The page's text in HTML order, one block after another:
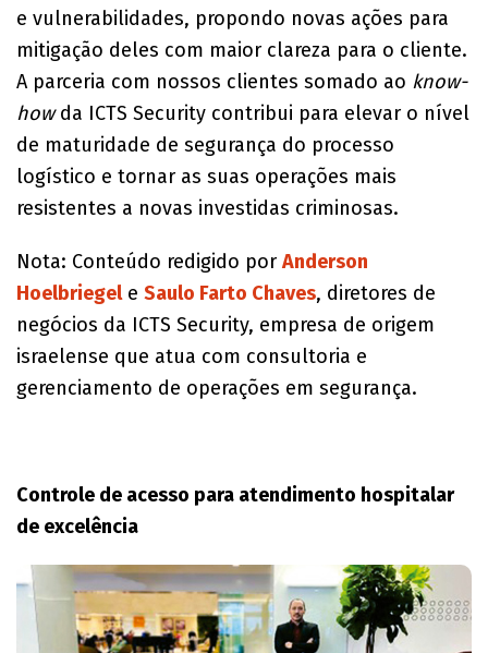
e vulnerabilidades, propondo novas ações para
mitigação deles com maior clareza para o cliente.
A parceria com nossos clientes somado ao know-
howda ICTS Security contribui para elevar o nível
de maturidade de segurança do processo
logístico e tornar as suas operações mais
resistentes a novas investidas criminosas.
Nota: Conteúdo redigido por Anderson
Hoelbriegele Saulo Farto Chaves, diretores de
negócios da ICTS Security, empresa de origem
israelense que atua com consultoria e
gerenciamento de operações em segurança.
Controle de acesso para atendimento hospitalar
de excelência